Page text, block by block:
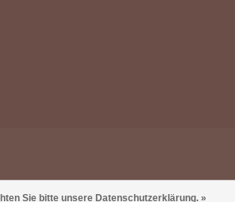
Sie bitte unsere Datenschutzerklärung. »